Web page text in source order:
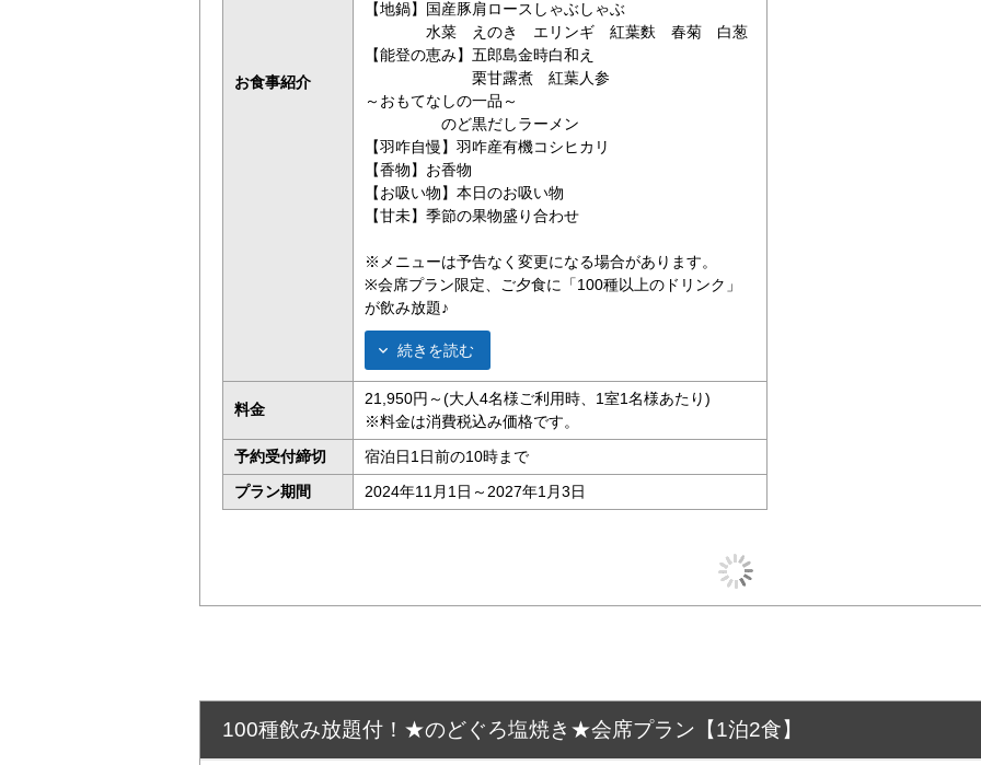
お食事紹介
【地鍋】国産豚肩ロースしゃぶしゃぶ
水菜 えのき エリンギ 紅葉麩 春菊 白葱
【能登の恵み】五郎島金時白和え
栗甘露煮 紅葉人参
～おもてなしの一品～
のど黒だしラーメン
【羽咋自慢】羽咋産有機コシヒカリ
【香物】お香物
【お吸い物】本日のお吸い物
【甘未】季節の果物盛り合わせ
※メニューは予告なく変更になる場合があります。
※会席プラン限定、ご夕食に「100種以上のドリンク」
が飲み放題♪
続きを読む
料金
21,950円～(大人4名様ご利用時、1室1名様あたり)
※料金は消費税込み価格です。
予約受付締切
宿泊日1日前の10時まで
プラン期間
2024年11月1日～2027年1月3日
100種飲み放題付！★のどぐろ塩焼き★会席プラン【1泊2食】